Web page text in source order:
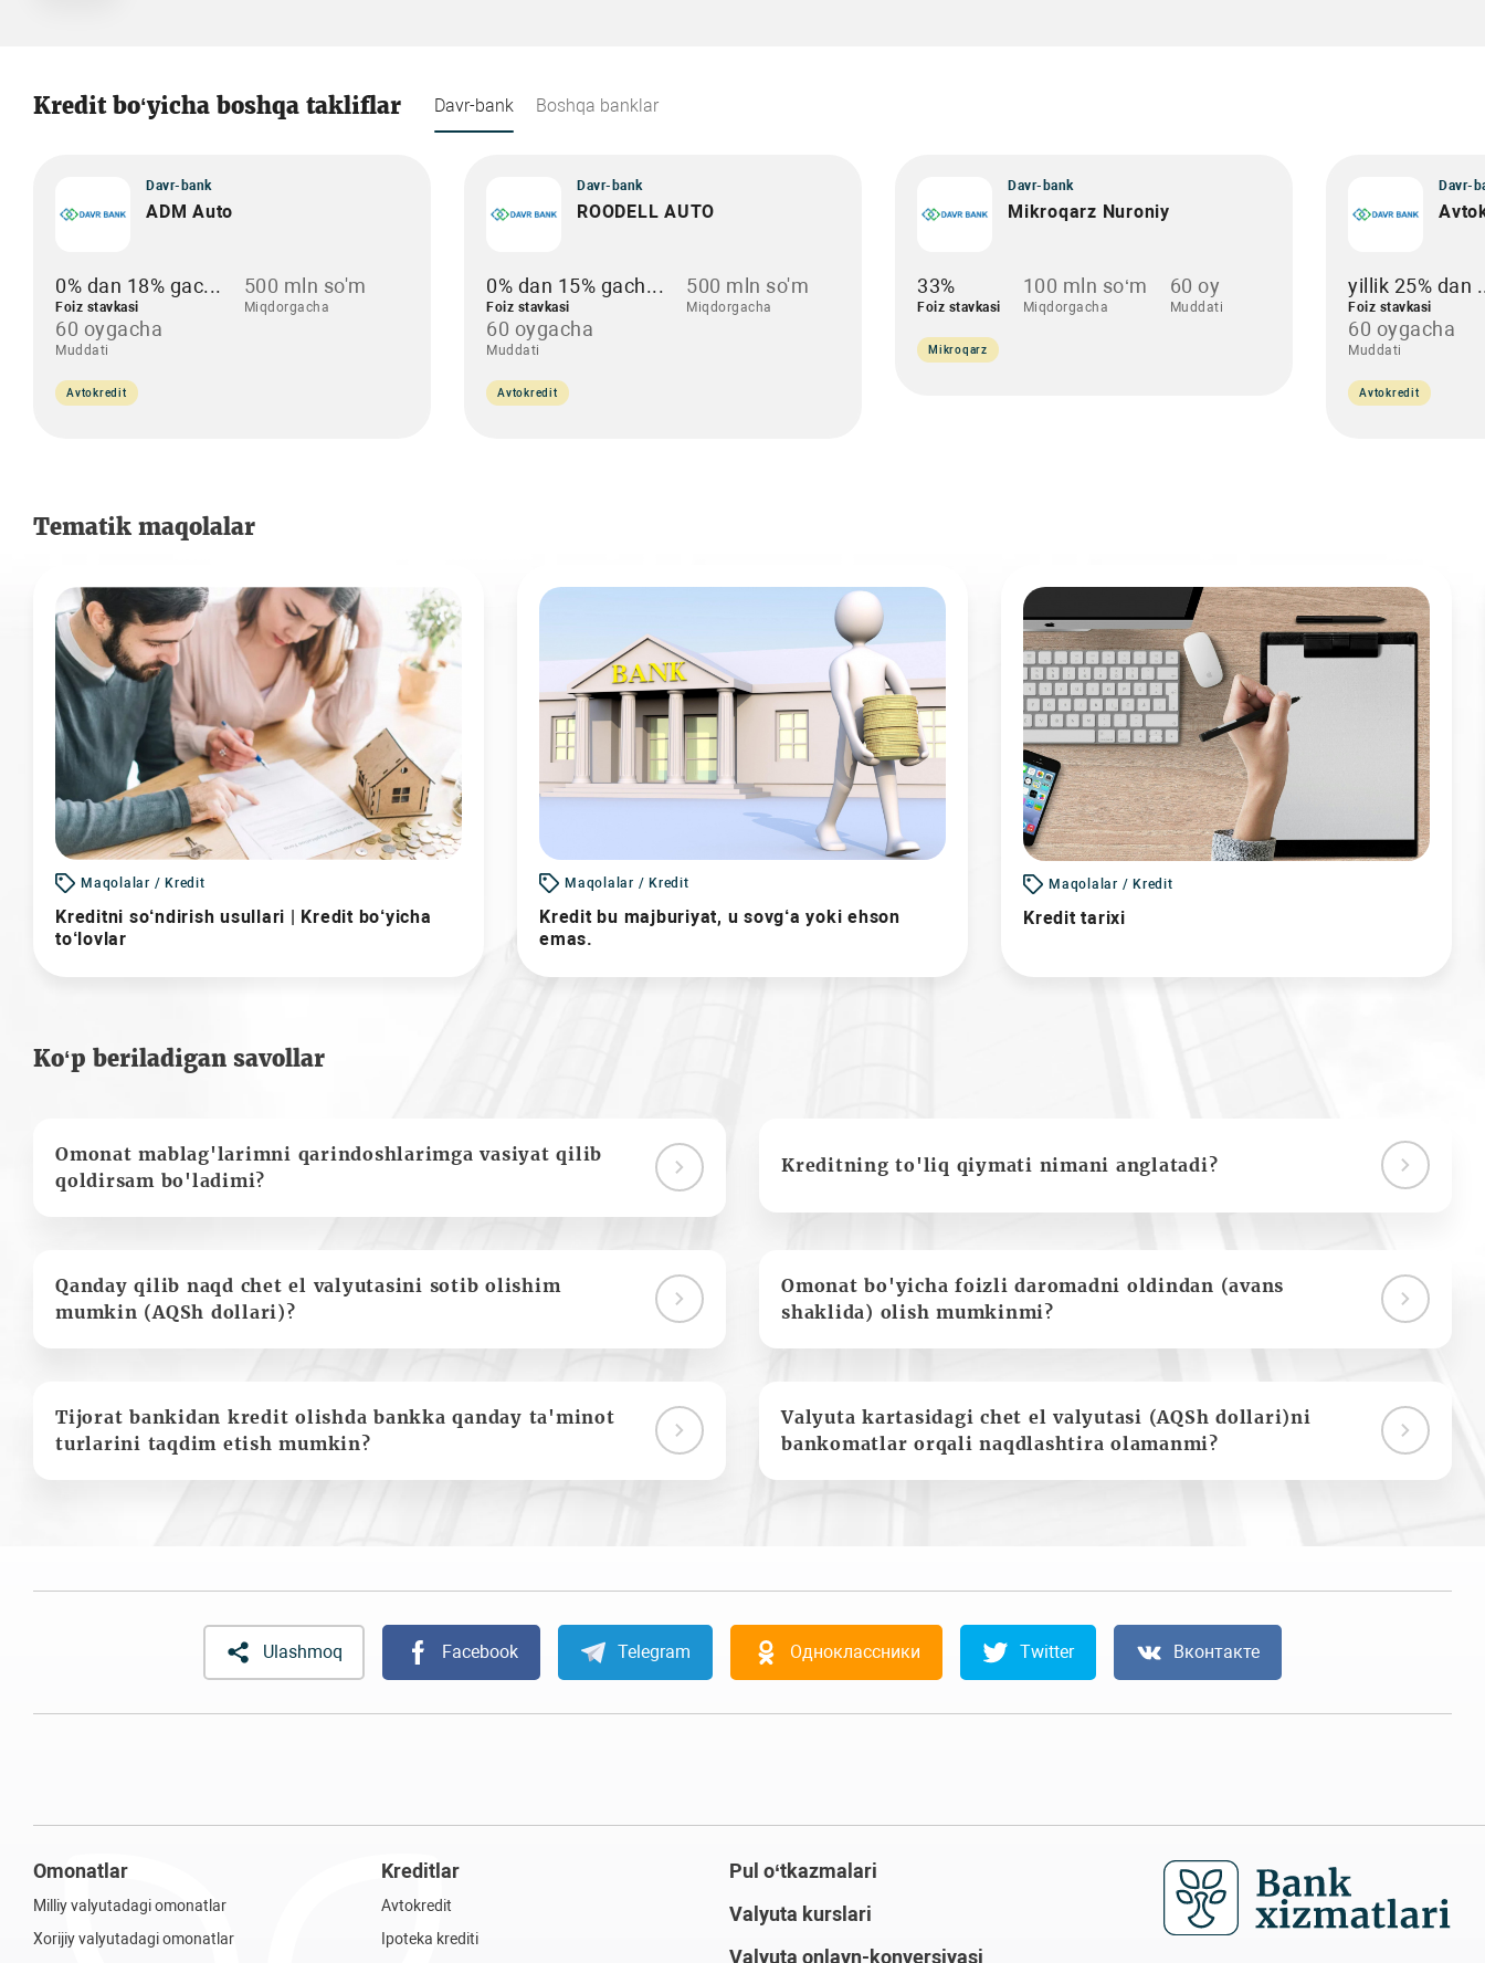
Kredit bo‘yicha boshqa takliflar Davr-bank Boshqa banklar
Davr-bank
ADM Auto
0% dan 18% gac...
Foiz stavkasi
500 mln so'm
Miqdorgacha
60 oygacha
Muddati
Avtokredit
Davr-bank
ROODELL AUTO
0% dan 15% gach...
Foiz stavkasi
500 mln so'm
Miqdorgacha
60 oygacha
Muddati
Avtokredit
Davr-bank
Mikroqarz Nuroniy
33%
Foiz stavkasi
100 mln so‘m
Miqdorgacha
60 oy
Muddati
Mikroqarz
Davr-
yillik 25% dan
Foiz stavkasi
60 oygacha
Muddati
Avtokredit
Tematik maqolalar
Maqolalar / Kredit
Kreditni so‘ndirish usullari | Kredit bo‘yicha
to‘lovlar
Maqolalar / Kredit
Kredit bu majburiyat, u sovg‘a yoki ehson
emas.
Maqolalar / Kredit
Kredit tarixi
Ko‘p beriladigan savollar
Omonat mablag'larimni qarindoshlarimga vasiyat qilib
qoldirsam bo'ladimi?
Kreditning to'liq qiymati nimani anglatadi?
Qanday qilib naqd chet el valyutasini sotib olishim
mumkin (AQSh dollari)?
Omonat bo'yicha foizli daromadni oldindan (avans
shaklida) olish mumkinmi?
Tijorat bankidan kredit olishda bankka qanday ta'minot
turlarini taqdim etish mumkin?
Valyuta kartasidagi chet el valyutasi (AQSh dollari)ni
bankomatlar orqali naqdlashtira olamanmi?
Ulashmoq Facebook Telegram Одноклассники Twitter Вконтакте
Omonatlar
Milliy valyutadagi omonatlar
Xorijiy valyutadagi omonatlar
Kreditlar
Avtokredit
Ipoteka krediti
Pul o‘tkazmalari
Valyuta kurslari
Valyuta onlayn-konversiyasi